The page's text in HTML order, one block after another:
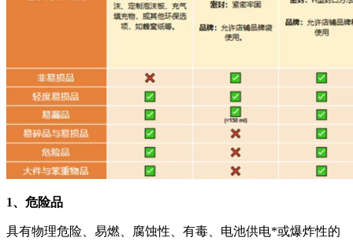
1、危险品
具有物理危险、易燃、腐蚀性、有毒、电池供电*或爆炸性的